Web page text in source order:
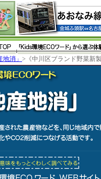
消」 >《中川区ブランド野菜新